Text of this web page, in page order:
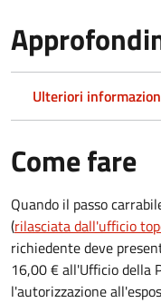
Ulteriori
Come fare
Quando il passo
(rilasciata dall'ufficio
richiedente deve
16,00 € all'Ufficio della
l'autorizzazione